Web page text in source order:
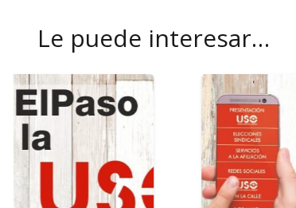
Le puede interesar…